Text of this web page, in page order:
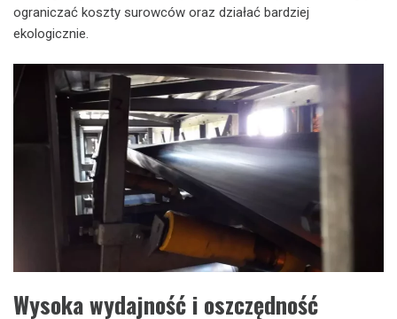
ograniczać koszty surowców oraz działać bardziej
ekologicznie.
Wysoka wydajność i oszczędność